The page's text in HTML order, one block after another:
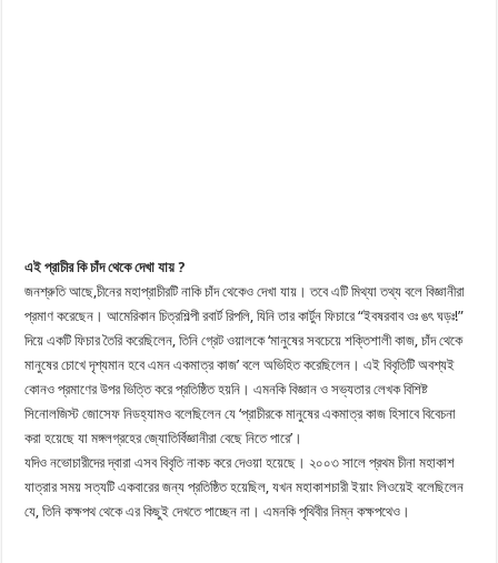
এই প্রাচীর কি চাঁদ থেকে দেখা যায় ?
জনশ্রুতি আছে,চীনের মহাপ্রাচীরটি নাকি চাঁদ থেকেও দেখা যায়। তবে এটি মিথ্যা তথ্য বলে বিজ্ঞানীরা
প্রমাণ করেছেন। আমেরিকান চিত্রশিল্পী রবার্ট রিপলি, যিনি তার কার্টুন ফিচারে “ইবষরবাব ওঃ ঙৎ ঘড়ঃ!”
দিয়ে একটি ফিচার তৈরি করেছিলেন, তিনি গ্রেট ওয়ালকে ‘মানুষের সবচেয়ে শক্তিশালী কাজ, চাঁদ থেকে
মানুষের চোখে দৃশ্যমান হবে এমন একমাত্র কাজ’ বলে অভিহিত করেছিলেন। এই বিবৃতিটি অবশ্যই
কোনও প্রমাণের উপর ভিত্তি করে প্রতিষ্ঠিত হয়নি। এমনকি বিজ্ঞান ও সভ্যতার লেখক বিশিষ্ট
সিনোলজিস্ট জোসেফ নিডহ্যামও বলেছিলেন যে ‘প্রাচীরকে মানুষের একমাত্র কাজ হিসাবে বিবেচনা
করা হয়েছে যা মঙ্গলগ্রহের জ্যোতির্বিজ্ঞানীরা বেছে নিতে পারে’।
যদিও নভোচারীদের দ্বারা এসব বিবৃতি নাকচ করে দেওয়া হয়েছে। ২০০৩ সালে প্রথম চীনা মহাকাশ
যাত্রার সময় সত্যটি একবারের জন্য প্রতিষ্ঠিত হয়েছিল, যখন মহাকাশচারী ইয়াং লিওয়েই বলেছিলেন
যে, তিনি কক্ষপথ থেকে এর কিছুই দেখতে পাচ্ছেন না। এমনকি পৃথিবীর নিম্ন কক্ষপথেও।